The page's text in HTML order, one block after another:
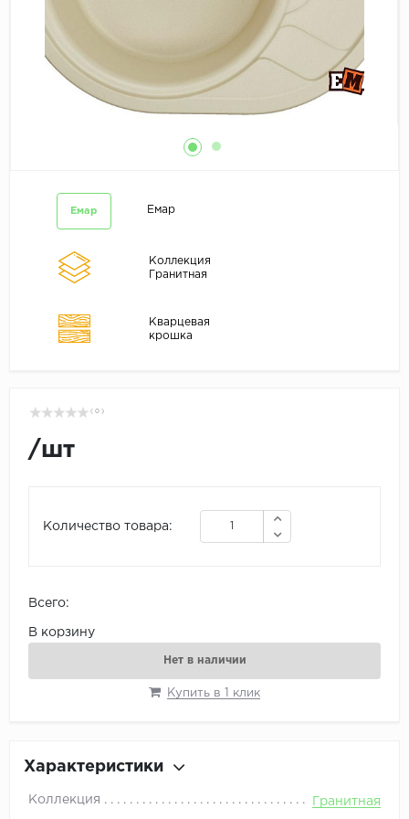
Емар Емар
Коллекция
Гранитная
Кварцевая
крошка
( 0 )
/шт
Количество товара:
Всего:
В корзину
Нет в наличии
Купить в 1 клик
Характеристики
Коллекция Гранитная